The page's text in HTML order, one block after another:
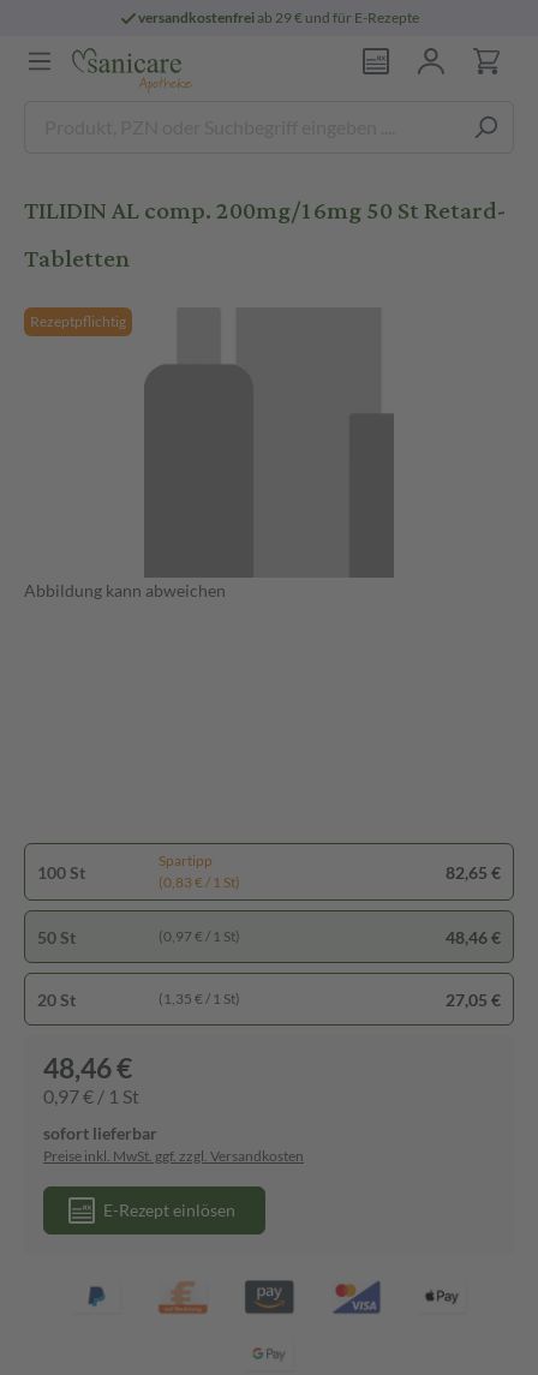
versandkostenfreiab 29 € und für E-Rezepte
TILIDIN AL comp. 200mg/16mg 50 St Retard-
Tabletten
Rezeptpflichtig
Abbildung kann abweichen
100 St
Spartipp
(0,83 € / 1 St)
82,65 €
50 St (0,97 € / 1 St) 48,46 €
20 St (1,35 € / 1 St) 27,05 €
48,46 €
0,97 € / 1 St
sofort lieferbar
Preise inkl. MwSt. ggf. zzgl. Versandkosten
E-Rezept einlösen